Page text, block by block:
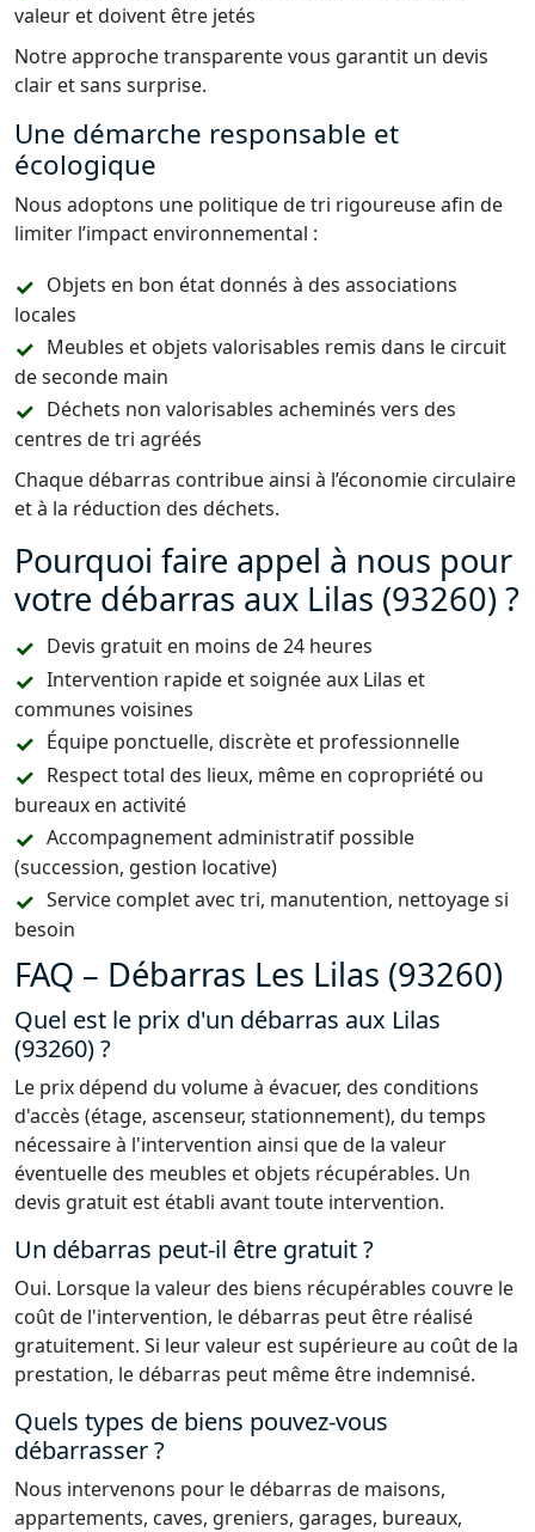
valeur et doivent être jetés
Notre approche transparente vous garantit un devis
clair et sans surprise.
Une démarche responsable et
écologique
Nous adoptons une politique de tri rigoureuse afin de
limiter l’impact environnemental :
Objets en bon état donnés à des associations
locales
Meubles et objets valorisables remis dans le circuit
de seconde main
Déchets non valorisables acheminés vers des
centres de tri agréés
Chaque débarras contribue ainsi à l’économie circulaire
et à la réduction des déchets.
Pourquoi faire appel à nous pour
votre débarras aux Lilas (93260) ?
Devis gratuit en moins de 24 heures
Intervention rapide et soignée aux Lilas et
communes voisines
Équipe ponctuelle, discrète et professionnelle
Respect total des lieux, même en copropriété ou
bureaux en activité
Accompagnement administratif possible
(succession, gestion locative)
Service complet avec tri, manutention, nettoyage si
besoin
FAQ – Débarras Les Lilas (93260)
Quel est le prix d'un débarras aux Lilas
(93260) ?
Le prix dépend du volume à évacuer, des conditions
d'accès (étage, ascenseur, stationnement), du temps
nécessaire à l'intervention ainsi que de la valeur
éventuelle des meubles et objets récupérables. Un
devis gratuit est établi avant toute intervention.
Un débarras peut-il être gratuit ?
Oui. Lorsque la valeur des biens récupérables couvre le
coût de l'intervention, le débarras peut être réalisé
gratuitement. Si leur valeur est supérieure au coût de la
prestation, le débarras peut même être indemnisé.
Quels types de biens pouvez-vous
débarrasser ?
Nous intervenons pour le débarras de maisons,
appartements, caves, greniers, garages, bureaux,